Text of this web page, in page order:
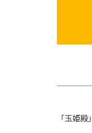
「玉姫殿」